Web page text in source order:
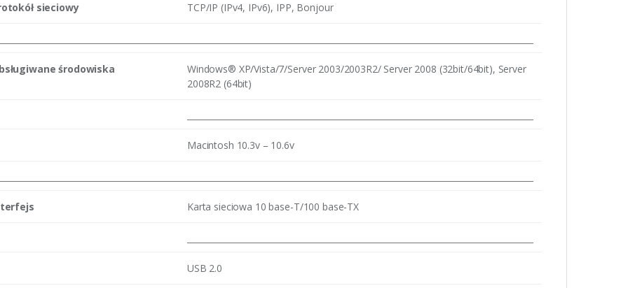
sieciowy TCP/IP (IPv4, IPv6), IPP, Bonjour
środowiska
Windows® XP/Vista/7/Server 2003/2003R2/ Server 2008 (32bit/64bit), Server
2008R2 (64bit)
Macintosh 10.3v – 10.6v
Karta sieciowa 10 base-T/100 base-TX
USB 2.0